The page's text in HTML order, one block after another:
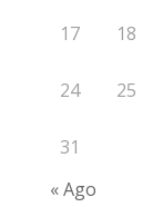
17 18
24 25
31
« Ago